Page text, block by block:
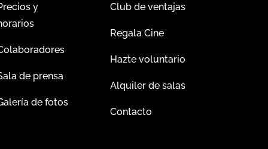
y
de prensa
de fotos
Club de ventajas
Regala Cine
Hazte voluntario
Alquiler de salas
Contacto